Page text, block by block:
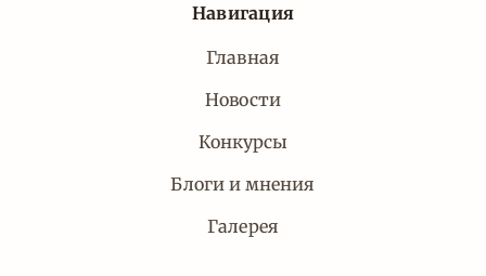
Навигация
Главная
Новости
Конкурсы
Блоги и мнения
Галерея